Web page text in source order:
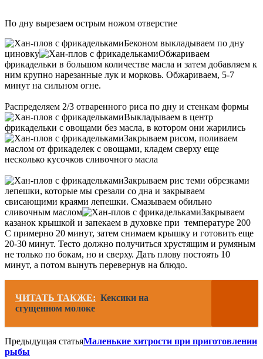
По дну вырезаем острым ножом отверстие
Беконом выкладываем по дну
циновку
Обжариваем
фрикадельки в большом количестве масла и затем добавляем к
ним крупно нарезанные лук и морковь. Обжариваем, 5-7
минут на сильном огне.
Распределяем 2/3 отваренного риса по дну и стенкам формы
Выкладываем в центр
фрикадельки с овощами без масла, в котором они жарились
Закрываем рисом, поливаем
маслом от фрикаделек с овощами, кладем сверху еще
несколько кусочков сливочного масла
Закрываем рис теми обрезками
лепешки, которые мы срезали со дна и закрываем
свисающими краями лепешки. Смазываем обильно
сливочным маслом
Закрываем
казанок крышкой и запекаем в духовке при температуре 200
С примерно 20 минут, затем снимаем крышку и готовить еще
20-30 минут. Тесто должно получиться хрустящим и румяным
не только по бокам, но и сверху. Дать плову постоять 10
минут, а потом вынуть перевернув на блюдо.
ЧИТАТЬ ТАКЖЕ: Кексики на
сгущенном молоке
Предыдущая статьяМаленькие хитрости при приготовлении
рыбы